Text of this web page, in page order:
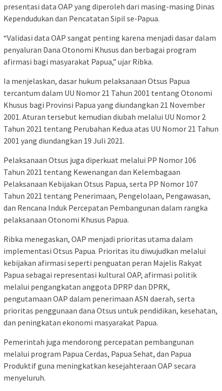
presentasi data OAP yang diperoleh dari masing-masing Dinas
Kependudukan dan Pencatatan Sipil se-Papua.
“Validasi data OAP sangat penting karena menjadi dasar dalam
penyaluran Dana Otonomi Khusus dan berbagai program
afirmasi bagi masyarakat Papua,” ujar Ribka.
Ia menjelaskan, dasar hukum pelaksanaan Otsus Papua
tercantum dalam UU Nomor 21 Tahun 2001 tentang Otonomi
Khusus bagi Provinsi Papua yang diundangkan 21 November
2001. Aturan tersebut kemudian diubah melalui UU Nomor 2
Tahun 2021 tentang Perubahan Kedua atas UU Nomor 21 Tahun
2001 yang diundangkan 19 Juli 2021.
Pelaksanaan Otsus juga diperkuat melalui PP Nomor 106
Tahun 2021 tentang Kewenangan dan Kelembagaan
Pelaksanaan Kebijakan Otsus Papua, serta PP Nomor 107
Tahun 2021 tentang Penerimaan, Pengelolaan, Pengawasan,
dan Rencana Induk Percepatan Pembangunan dalam rangka
pelaksanaan Otonomi Khusus Papua.
Ribka menegaskan, OAP menjadi prioritas utama dalam
implementasi Otsus Papua. Prioritas itu diwujudkan melalui
kebijakan afirmasi seperti penguatan peran Majelis Rakyat
Papua sebagai representasi kultural OAP, afirmasi politik
melalui pengangkatan anggota DPRP dan DPRK,
pengutamaan OAP dalam penerimaan ASN daerah, serta
prioritas penggunaan dana Otsus untuk pendidikan, kesehatan,
dan peningkatan ekonomi masyarakat Papua.
Pemerintah juga mendorong percepatan pembangunan
melalui program Papua Cerdas, Papua Sehat, dan Papua
Produktif guna meningkatkan kesejahteraan OAP secara
menyeluruh.